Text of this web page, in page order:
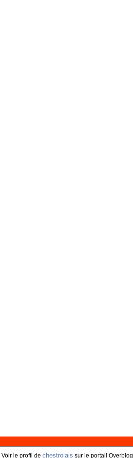
Voir le profil de chestrolais sur le portail Overblog